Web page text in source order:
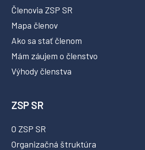
Členovia ZSP SR
Mapa členov
Ako sa stať členom
Mám záujem o členstvo
Výhody členstva
ZSP SR
O ZSP SR
Organizačná štruktúra